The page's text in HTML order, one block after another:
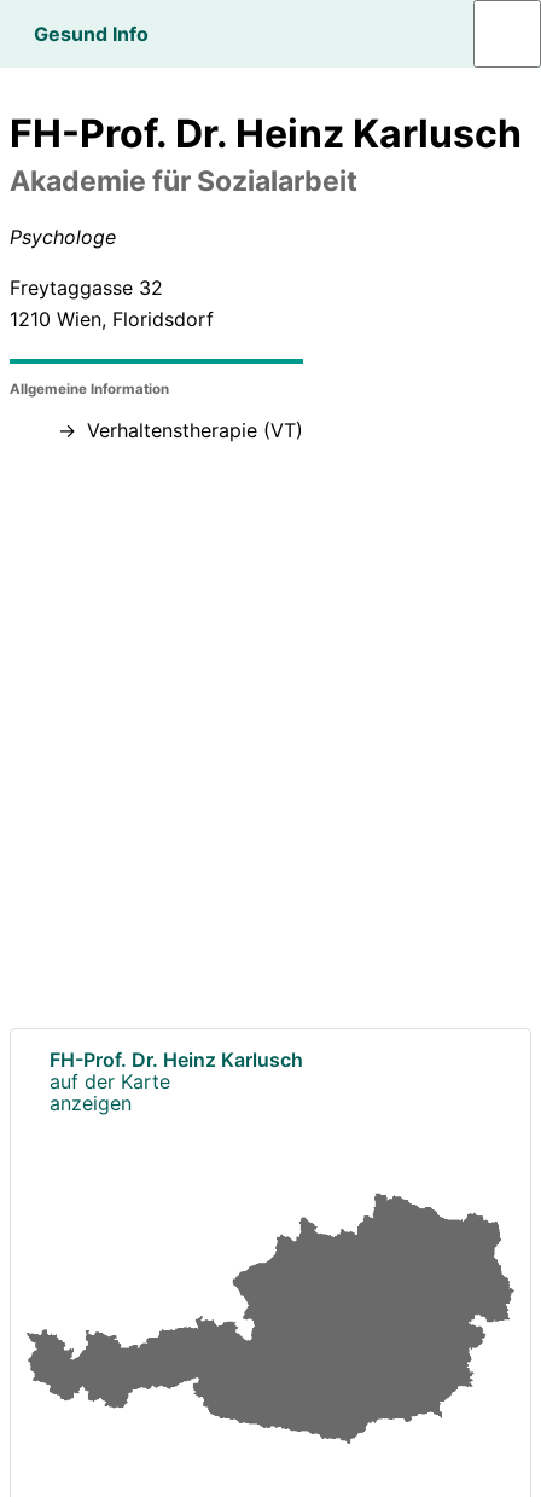
Gesund Info
FH-Prof. Dr. Heinz Karlusch
Akademie für Sozialarbeit
Psychologe
Freytaggasse 32
1210 Wien, Floridsdorf
Allgemeine Information
Verhaltenstherapie (VT)
FH-Prof. Dr. Heinz Karlusch
auf der Karte
anzeigen